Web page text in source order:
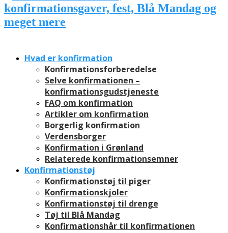
Hvad er konfirmation
Konfirmationsforberedelse
Selve konfirmationen –
konfirmationsgudstjeneste
FAQ om konfirmation
Artikler om konfirmation
Borgerlig konfirmation
Verdensborger
Konfirmation i Grønland
Relaterede konfirmationsemner
Konfirmationstøj
Konfirmationstøj til piger
Konfirmationskjoler
Konfirmationstøj til drenge
Tøj til Blå Mandag
Konfirmationshår til konfirmationen